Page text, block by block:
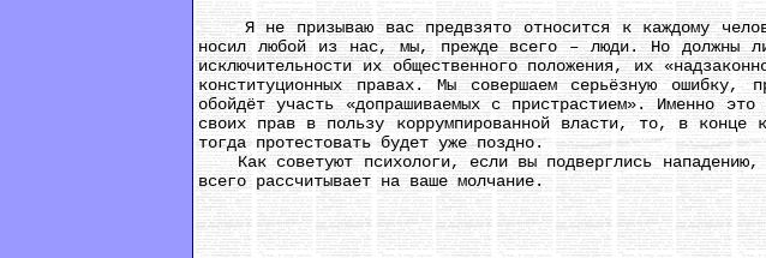
Я не призываю вас предвзято относится к каждому
носил любой из нас, мы, прежде всего – люди. Но должны
исключительности их общественного положения, их
конституционных правах. Мы совершаем серьёзную
обойдёт участь «допрашиваемых с пристрастием». Именно
своих прав в пользу коррумпированной власти, то, в
тогда протестовать будет уже поздно.
Как советуют психологи, если вы подверглись нападению,
всего рассчитывает на ваше молчание.